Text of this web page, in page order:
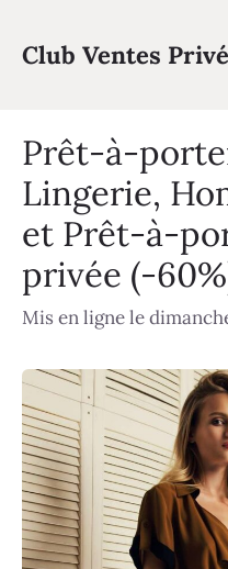
contenu
Club Ventes
Prêt-à-
Lingerie,
et Prêt-à-
privée (-
Mis en ligne le